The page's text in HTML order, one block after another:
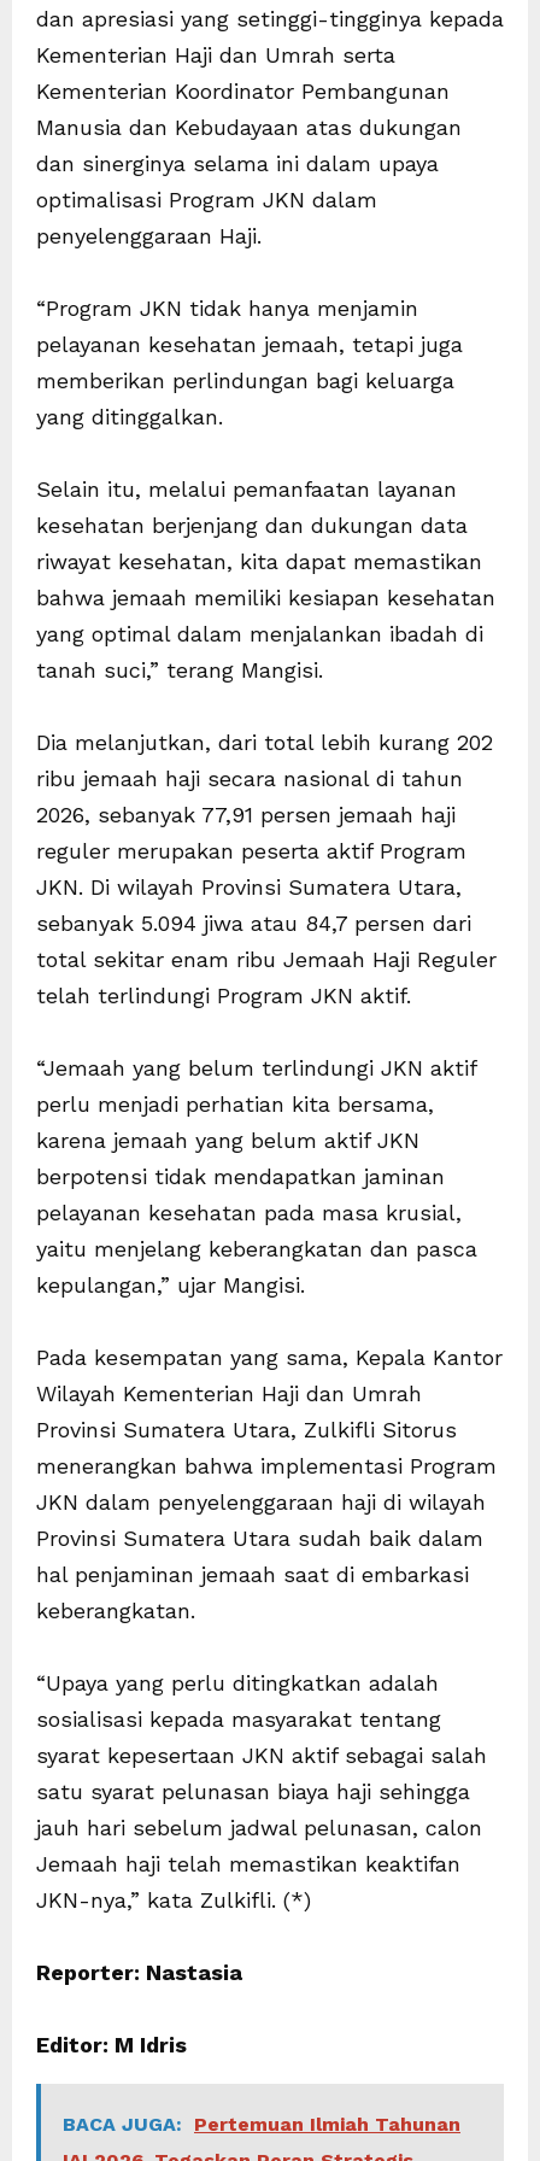
dan apresiasi yang setinggi-tingginya kepada
Kementerian Haji dan Umrah serta
Kementerian Koordinator Pembangunan
Manusia dan Kebudayaan atas dukungan
dan sinerginya selama ini dalam upaya
optimalisasi Program JKN dalam
penyelenggaraan Haji.
“Program JKN tidak hanya menjamin
pelayanan kesehatan jemaah, tetapi juga
memberikan perlindungan bagi keluarga
yang ditinggalkan.
Selain itu, melalui pemanfaatan layanan
kesehatan berjenjang dan dukungan data
riwayat kesehatan, kita dapat memastikan
bahwa jemaah memiliki kesiapan kesehatan
yang optimal dalam menjalankan ibadah di
tanah suci,” terang Mangisi.
Dia melanjutkan, dari total lebih kurang 202
ribu jemaah haji secara nasional di tahun
2026, sebanyak 77,91 persen jemaah haji
reguler merupakan peserta aktif Program
JKN. Di wilayah Provinsi Sumatera Utara,
sebanyak 5.094 jiwa atau 84,7 persen dari
total sekitar enam ribu Jemaah Haji Reguler
telah terlindungi Program JKN aktif.
“Jemaah yang belum terlindungi JKN aktif
perlu menjadi perhatian kita bersama,
karena jemaah yang belum aktif JKN
berpotensi tidak mendapatkan jaminan
pelayanan kesehatan pada masa krusial,
yaitu menjelang keberangkatan dan pasca
kepulangan,” ujar Mangisi.
Pada kesempatan yang sama, Kepala Kantor
Wilayah Kementerian Haji dan Umrah
Provinsi Sumatera Utara, Zulkifli Sitorus
menerangkan bahwa implementasi Program
JKN dalam penyelenggaraan haji di wilayah
Provinsi Sumatera Utara sudah baik dalam
hal penjaminan jemaah saat di embarkasi
keberangkatan.
“Upaya yang perlu ditingkatkan adalah
sosialisasi kepada masyarakat tentang
syarat kepesertaan JKN aktif sebagai salah
satu syarat pelunasan biaya haji sehingga
jauh hari sebelum jadwal pelunasan, calon
Jemaah haji telah memastikan keaktifan
JKN-nya,” kata Zulkifli. (*)
Reporter: Nastasia
Editor: M Idris
BACA JUGA:
Pertemuan Ilmiah Tahunan